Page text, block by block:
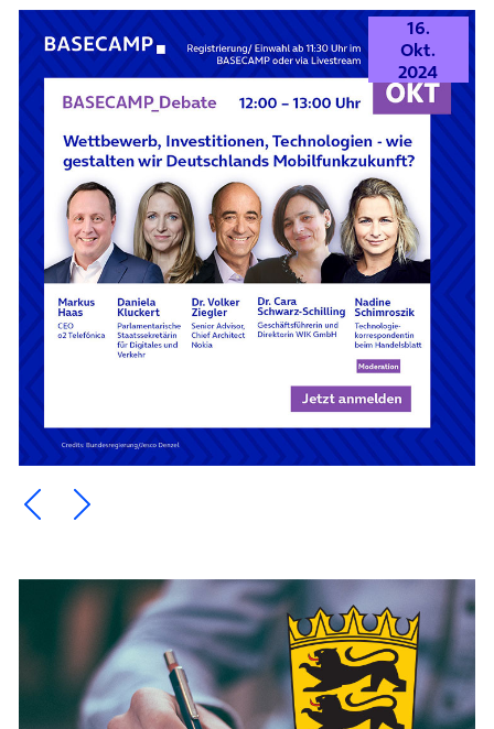
16.
Okt.
2024
Ein Element zurück blättern
Ein Element weiter blättern